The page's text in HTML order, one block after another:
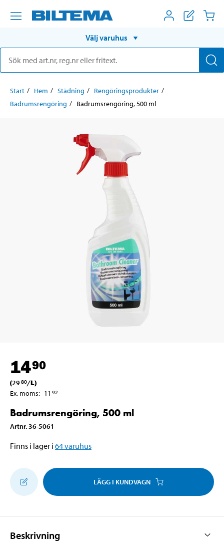
Välj varuhus
Start Hem Städning
Rengöringsprodukter
Badrumsrengöring
Badrumsrengöring, 500 ml
1490
(29 80/L)
Ex. moms: 11 92
Badrumsrengöring, 500 ml
Artnr. 36-5061
Finns i lager i 64varuhus
LÄGG I KUNDVAGN
Beskrivning